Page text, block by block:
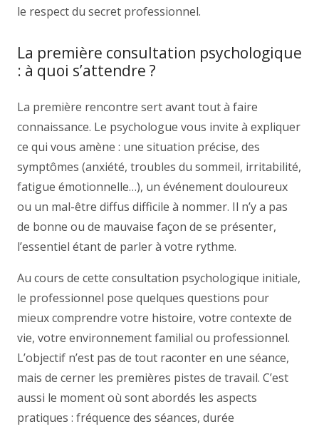
le respect du secret professionnel.
La première consultation psychologique
: à quoi s’attendre ?
La première rencontre sert avant tout à faire
connaissance. Le psychologue vous invite à expliquer
ce qui vous amène : une situation précise, des
symptômes (anxiété, troubles du sommeil, irritabilité,
fatigue émotionnelle…), un événement douloureux
ou un mal-être diffus difficile à nommer. Il n’y a pas
de bonne ou de mauvaise façon de se présenter,
l’essentiel étant de parler à votre rythme.
Au cours de cette consultation psychologique initiale,
le professionnel pose quelques questions pour
mieux comprendre votre histoire, votre contexte de
vie, votre environnement familial ou professionnel.
L’objectif n’est pas de tout raconter en une séance,
mais de cerner les premières pistes de travail. C’est
aussi le moment où sont abordés les aspects
pratiques : fréquence des séances, durée